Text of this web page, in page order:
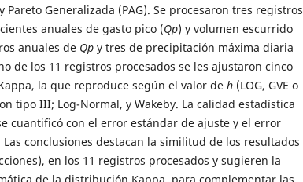
Pareto Generalizada (PAG). Se procesaron tres registros
anuales de gasto pico (Qp) y volumen escurrido
anuales de Qp y tres de precipitación máxima diaria
de los 11 registros procesados se les ajustaron cinco
la que reproduce según el valor de h (LOG, GVE o
tipo III; Log-Normal, y Wakeby. La calidad estadística
cuantificó con el error estándar de ajuste y el error
conclusiones destacan la similitud de los resultados
en los 11 registros procesados y sugieren la